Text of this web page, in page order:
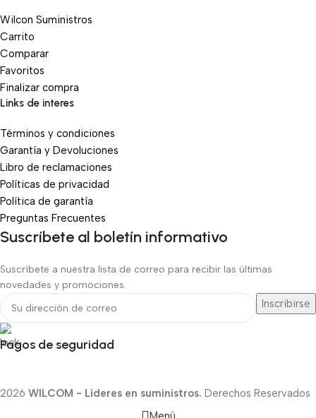
Wilcon Suministros
Carrito
Comparar
Favoritos
Finalizar compra
Links de interes
Términos y condiciones
Garantía y Devoluciones
Libro de reclamaciones
Políticas de privacidad
Política de garantía
Preguntas Frecuentes
Suscríbete al boletín informativo
Suscríbete a nuestra lista de correo para recibir las últimas
novedades y promociones.
Pagos de seguridad
2026 WILCOM - Lideres en suministros. Derechos Reservados